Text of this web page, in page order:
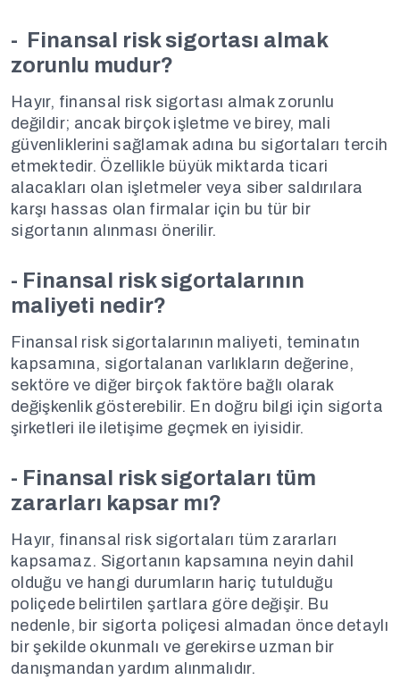
- Finansal risk sigortası almak
zorunlu mudur?
Hayır, finansal risk sigortası almak zorunlu
değildir; ancak birçok işletme ve birey, mali
güvenliklerini sağlamak adına bu sigortaları tercih
etmektedir. Özellikle büyük miktarda ticari
alacakları olan işletmeler veya siber saldırılara
karşı hassas olan firmalar için bu tür bir
sigortanın alınması önerilir.
- Finansal risk sigortalarının
maliyeti nedir?
Finansal risk sigortalarının maliyeti, teminatın
kapsamına, sigortalanan varlıkların değerine,
sektöre ve diğer birçok faktöre bağlı olarak
değişkenlik gösterebilir. En doğru bilgi için sigorta
şirketleri ile iletişime geçmek en iyisidir.
- Finansal risk sigortaları tüm
zararları kapsar mı?
Hayır, finansal risk sigortaları tüm zararları
kapsamaz. Sigortanın kapsamına neyin dahil
olduğu ve hangi durumların hariç tutulduğu
poliçede belirtilen şartlara göre değişir. Bu
nedenle, bir sigorta poliçesi almadan önce detaylı
bir şekilde okunmalı ve gerekirse uzman bir
danışmandan yardım alınmalıdır.